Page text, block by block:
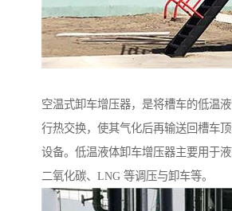
空温式卸车增压器，是将槽车的低温
行热交换，使其气化后再输送回槽车
设备。低温液体卸车增压器主要用于液
二氧化碳、LNG 等调压与卸车等。